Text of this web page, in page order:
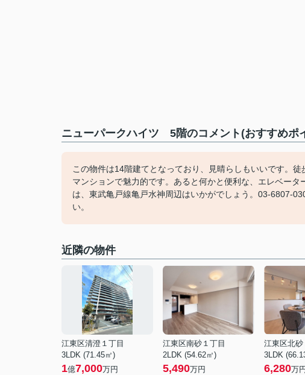
ニューパークハイツ 5階のコメント(おすすめポ
この物件は14階建てとなっており、見晴らしもいいです。
マンションで魅力的です。あると何かと便利な、エレベー
は、東武亀戸線亀戸水神周辺はいかがでしょう。03-6807-
い。
近隣の物件
江東区清澄１丁目
3LDK (71.45㎡)
1億7,000万円
江東区南砂１丁目
2LDK (54.62㎡)
5,490万円
江東区北砂
3LDK
6,280万円